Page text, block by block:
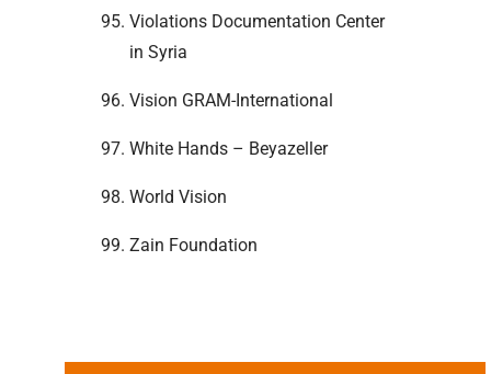
Violations Documentation Center
in Syria
Vision GRAM-International
White Hands – Beyazeller
World Vision
Zain Foundation